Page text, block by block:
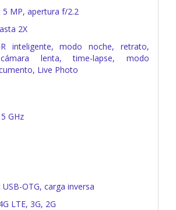
MP, apertura f/2.2
2X
inteligente, modo noche, retrato,
lenta, time-lapse, modo
Live Photo
GHz
USB-OTG, carga inversa
LTE, 3G, 2G